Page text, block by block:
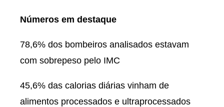
Números em destaque
78,6% dos bombeiros analisados estavam
com sobrepeso pelo IMC
45,6% das calorias diárias vinham de
alimentos processados e ultraprocessados